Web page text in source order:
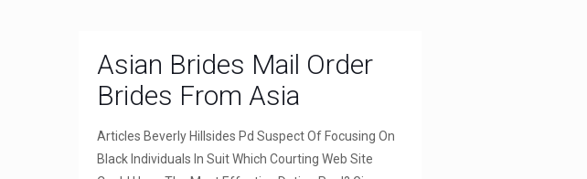
Asian Brides Mail Order
Brides From Asia
Articles Beverly Hillsides Pd Suspect Of Focusing On
Black Individuals In Suit Which Courting Web Site